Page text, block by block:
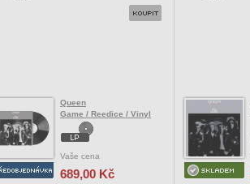
Queen
Game / Reedice / Vinyl
Vaše cena
689,00 Kč